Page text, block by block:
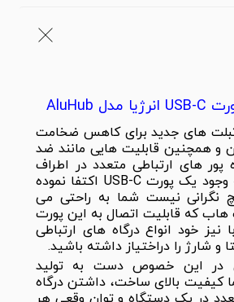
های جدید برای کاهس ضخامت
و همچنین قابلیت هایی مانند ضد
های ارتباطی متعدد در اطراف
بدنه را حذف و به وجود یک پورت USB-C اکتفا نموده
نگرانی نیست شما به راحتی می
هاب که قابلیت اتصال به این پورت
نیز خود انواع درگاه های ارتباطی
و شارژ را دراختیاز داشته باشید.
در این خصوص دست به تولید
کیفیت بالای ساخت، داشتن درگاه